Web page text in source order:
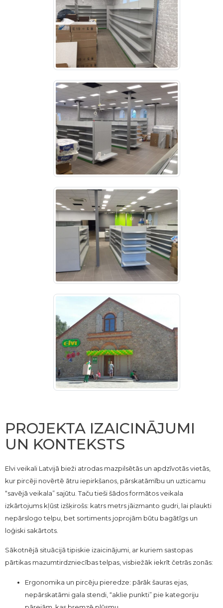
PROJEKTA IZAICINĀJUMI
UN KONTEKSTS
Elvi veikali Latvijā bieži atrodas mazpilsētās un apdzīvotās vietās,
kur pircēji novērtē ātru iepirkšanos, pārskatāmību un uzticamu
“savējā veikala” sajūtu. Taču tieši šādos formātos veikala
izkārtojums kļūst izšķirošs: katrs metrs jāizmanto gudri, lai plaukti
nepārslogo telpu, bet sortiments joprojām būtu bagātīgs un
loģiski sakārtots.
Sākotnējā situācijā tipiskie izaicinājumi, ar kuriem sastopas
pārtikas mazumtirdzniecības telpas, visbiežāk iekrīt četrās zonās:
Ergonomika un pircēju pieredze: pārāk šauras ejas,
nepārskatāmi gala stendi, “aklie punkti” pie kategoriju